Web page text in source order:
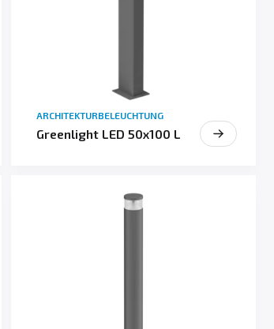
ARCHITEKTURBELEUCHTUNG
Greenlight LED 50x100 L